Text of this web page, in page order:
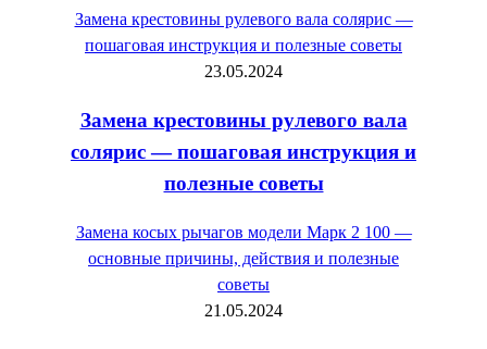
Замена крестовины рулевого вала солярис —
пошаговая инструкция и полезные советы
23.05.2024
Замена крестовины рулевого вала
солярис — пошаговая инструкция и
полезные советы
Замена косых рычагов модели Марк 2 100 —
основные причины, действия и полезные
советы
21.05.2024